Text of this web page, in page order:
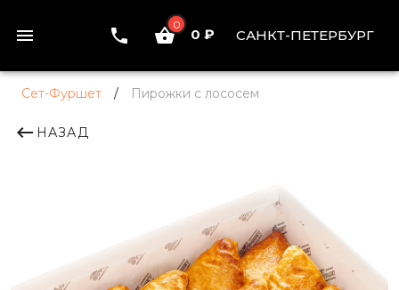
0
0 ₽ САНКТ-ПЕТЕРБУРГ
Сет-Фуршет / Пирожки с лососем
НАЗАД